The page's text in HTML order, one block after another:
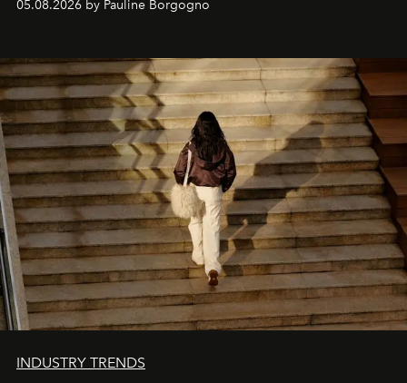
05.08.2026 by Pauline Borgogno
INDUSTRY TRENDS